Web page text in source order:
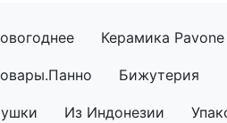
Керамика Pavone
Бижутерия
Из Индонезии